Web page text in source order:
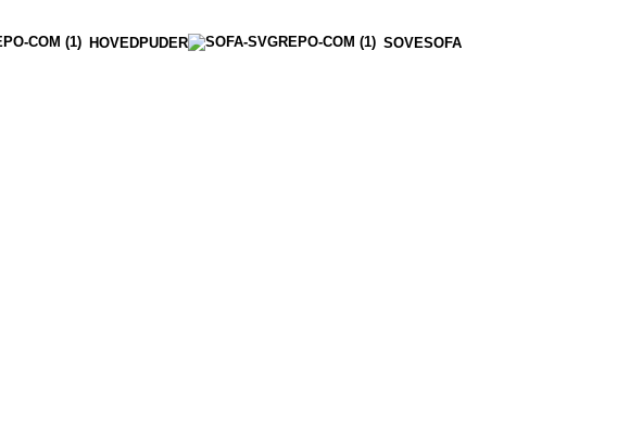
HOVEDPUDER
SOVESOFA